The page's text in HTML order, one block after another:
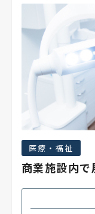
医療・福祉
商業施設内